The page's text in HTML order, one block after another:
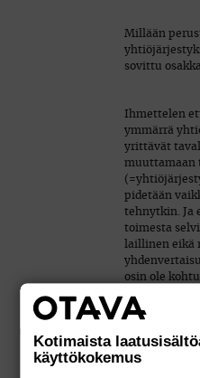
Millään
sovittu
Ihmettelen
ymmärrä
yrittävät
muuttamaan
pidetään
tehnytkin. Ja
toimesta
laillinen eikä
osin ole
Tässä
Kotimaista
käyttökokemus